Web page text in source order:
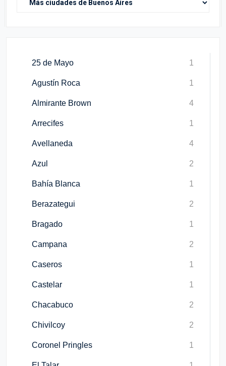
25 de Mayo 1
Agustín Roca 1
Almirante Brown 4
Arrecifes 1
Avellaneda 4
Azul 2
Bahía Blanca 1
Berazategui 2
Bragado 1
Campana 2
Caseros 1
Castelar 1
Chacabuco 2
Chivilcoy 2
Coronel Pringles 1